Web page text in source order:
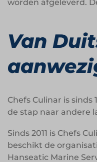
worden afgeleverd.
Van
Chefs Culinar is
de stap naar andere
Sinds 2011 is Chefs
beschikt de
Hanseatic Marine